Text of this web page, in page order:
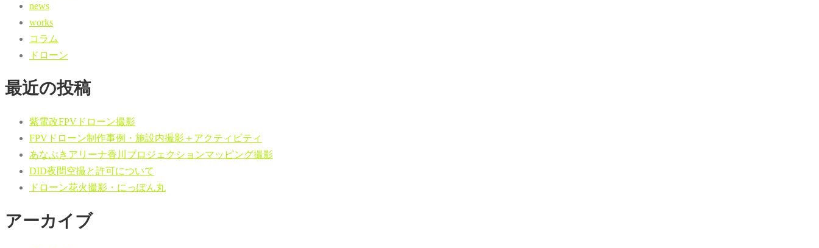
news
works
コラム
ドローン
最近の投稿
紫電改FPVドローン撮影
FPVドローン制作事例・施設内撮影＋アクティビティ
あなぶきアリーナ香川プロジェクションマッピング撮影
DID夜間空撮と許可について
ドローン花火撮影・にっぽん丸
アーカイブ